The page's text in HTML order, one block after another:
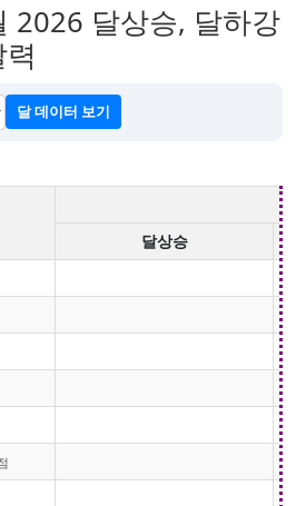
2026 달상승, 달하강
달 데이터 보기
달상승